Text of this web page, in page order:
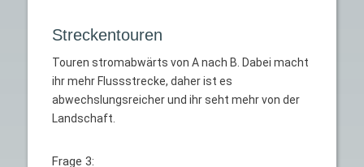
Streckentouren
Touren stromabwärts von A nach B. Dabei macht
ihr mehr Flussstrecke, daher ist es
abwechslungsreicher und ihr seht mehr von der
Landschaft.
Frage 3: